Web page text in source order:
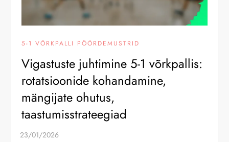
5-1 VÕRKPALLI PÖÖRDEMUSTRID
Vigastuste juhtimine 5-1 võrkpallis:
rotatsioonide kohandamine,
mängijate ohutus,
taastumisstrateegiad